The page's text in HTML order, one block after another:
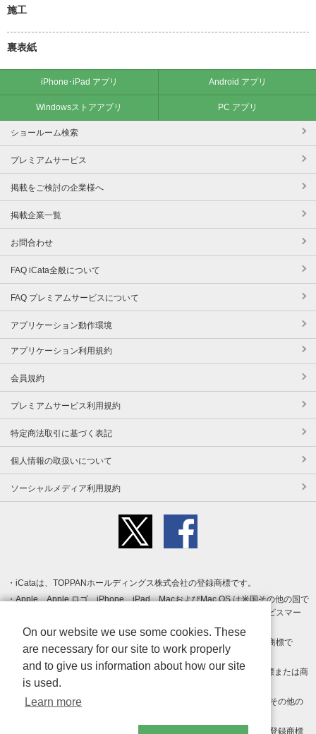
施工
裏表紙
iPhone･iPad アプリ Android アプリ
Windowsストアアプリ PC アプリ
ショールーム検索
プレミアムサービス
掲載をご検討の企業様へ
掲載企業一覧
お問合わせ
FAQ iCata全般について
FAQ プレミアムサービスについて
アプリケーション動作環境
アプリケーション利用規約
会員規約
プレミアムサービス利用規約
特定商法取引に基づく表記
個人情報の取扱いについて
ソーシャルメディア利用規約
iCataは、TOPPANホールディングス株式会社の登録商標です。
Apple、Apple ロゴ、iPhone、iPad、MacおよびMac OS は米国その他の国で
登録された Apple Inc. の商標です。App Store は Apple Inc. のサービスマー
クです。
Android、Google Play および Google Play ロゴ は Google LLC の商標で
す。
Windows は Microsoft Inc.の米国およびその他の国における登録商標または商
標です。
Adobe、Adobe Reader、Adobe PDF は、Adobe Inc.の米国およびその他の
その他、記載されている会社名、商品名、ロゴは各社の商標または登録商標
On our website we use some cookies. These
are necessary for our site to work properly
and to give us information about how our site
is used.
Learn more